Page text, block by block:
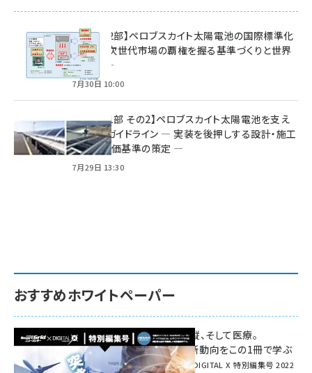
特集【第2部】ペロブスカイト太陽電池の国際標準化
戦略 ― 次世代市場の覇権を握る基準づくりと世界
の動向 ―
7月30日 10:00
特集【第1部 その2】ペロブスカイト太陽電池を支え
る2つのガイドライン ― 実装を後押しする設計・施工
方針と評価基準の策定 ―
7月29日 13:30
おすすめホワイトペーパー
環境対策、建機の遠隔操縦、そして医療。
次世代通信規格「5G」最新動向をこの1冊で学ぶ
SmartGrid ニューズレター × DIGITAL X 特別編集号 2022